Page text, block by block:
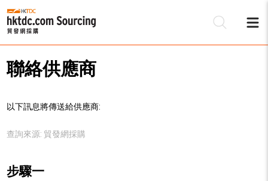
聯絡供應商
以下訊息將傳送給供應商:
查詢來源: 貿發網採購
步驟一